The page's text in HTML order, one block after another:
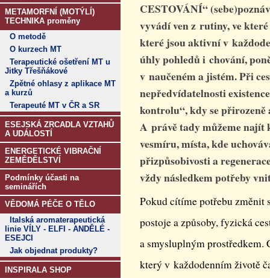
METAMORFNÍ (MOTÝLÍ)
TECHNIKA proměny
O metodě
O kurzech MT
Terapeutické ošetření MT u
Jitky Třešňákové
Zpětné ohlasy z aplikace MT
a kurzů
Terapeuté MT v ČR a SR
ESEJSKÁ ZRCADLA VZTAHŮ
A UDÁLOSTÍ
ENERGETICKÉ VIBRAČNÍ
ZEMĚDĚLSTVÍ
Podmínky účasti na
seminářích
VĚDOMÁ PÉČE O TĚLO
Italská aromaterapeutická
linie VÍLY - ELFI - ANDĚLÉ -
ESEJCI
Jak objednat produkty?
INSPIRALA SHOP
CESTOVÁNÍ“
vyvádí ven z rutiny, ve
které jsou aktivní v
úhly pohledů i chování,
v naučeném a jistém.Při
nepředvídatelnosti
kontrolu“, kdy se
A právě tady můžeme
vesmíru, místa, kde
přizpůsobivosti a
vždy následkem potřeby
Pokud cítíme potřebu změnit
postoje a způsoby, fyzická
a smysluplným prostředkem.
který v každodenním životě